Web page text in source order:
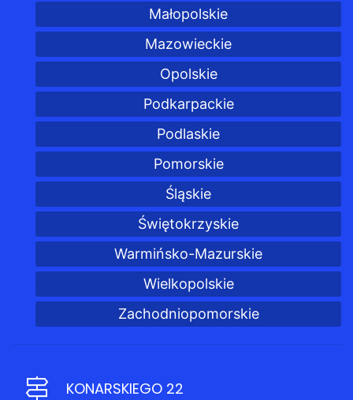
Małopolskie
Mazowieckie
Opolskie
Podkarpackie
Podlaskie
Pomorskie
Śląskie
Świętokrzyskie
Warmińsko-Mazurskie
Wielkopolskie
Zachodniopomorskie
KONARSKIEGO 22